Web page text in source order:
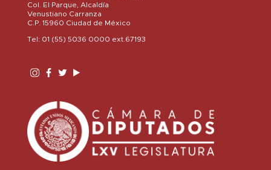
Col. El Parque, Alcaldía
Venustiano Carranza
C.P. 15960 Ciudad de México
Tel: 01 (55) 5036 0000 ext.67193